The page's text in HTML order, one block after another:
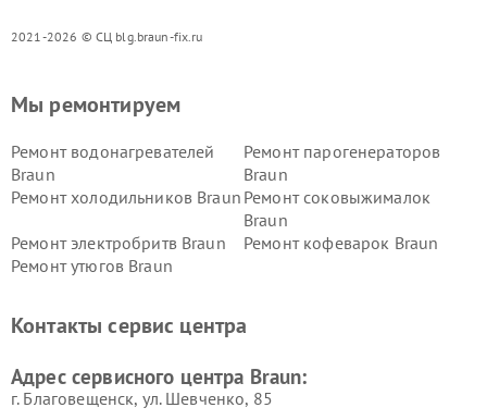
2021-2026 © СЦ blg.braun-fix.ru
Мы ремонтируем
Ремонт водонагревателей
Braun
Ремонт парогенераторов
Braun
Ремонт холодильников Braun Ремонт соковыжималок
Braun
Ремонт электробритв Braun
Ремонт кофеварок Braun
Ремонт утюгов Braun
Контакты сервис центра
Адрес сервисного центра Braun:
г. Благовещенск, ул. Шевченко, 85